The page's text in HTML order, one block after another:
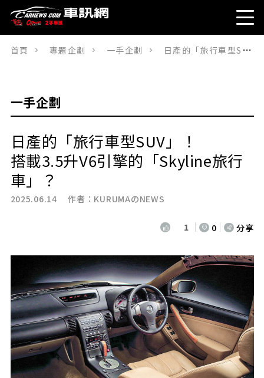
首頁 專題企劃 一手企劃 日產的「旅行車型SUV」！搭載3.5升V6引擎的「Skyline旅行車」？
一手企劃
日產的「旅行車型SUV」！
搭載3.5升V6引擎的「Skyline旅行
車」？
2025.06.14 作者： KURUMAのNEWS
1 0 分享